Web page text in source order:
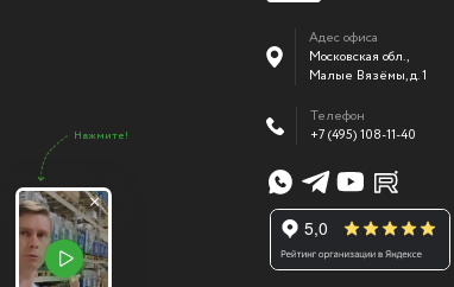
Адес офиса
Московская обл.,
Малые Вязёмы,д. 1
Телефон
+7 (495) 108-11-40
Нажмите!